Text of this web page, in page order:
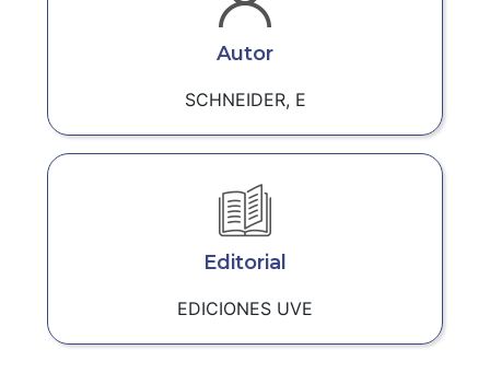
Autor
SCHNEIDER, E
Editorial
EDICIONES UVE